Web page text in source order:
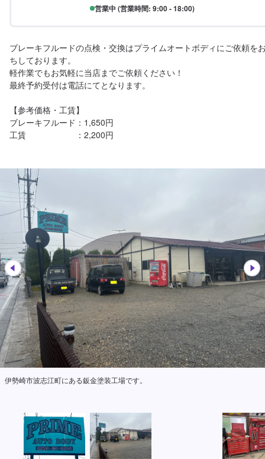
営業中 (営業時間: 9:00 - 18:00)
ブレーキフルードの点検・交換はプライムオートボディにご依頼を
ちしております。
軽作業でもお気軽に当店までご依頼ください！
最終予約受付は電話にてとなります。
【参考価格・工賃】
ブレーキフルード：1,650円
工賃　　　　　　：2,200円
ホンダ車、アメ車の修理や整備には自信があります。